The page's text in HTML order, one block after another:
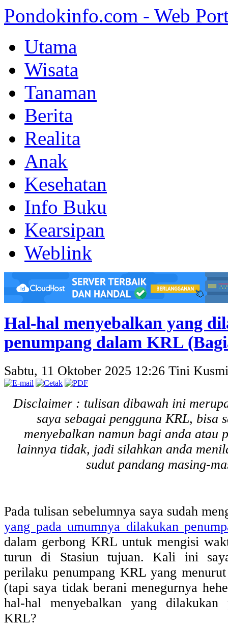
Pondokinfo.com - Web
Utama
Wisata
Tanaman
Berita
Realita
Anak
Kesehatan
Info Buku
Kearsipan
Weblink
Hal-hal menyebalkan yang
penumpang dalam KRL
Sabtu, 11 Oktober 2025 12:26 Tini
Disclaimer : tulisan dibawah ini
saya sebagai pengguna KRL, bisa
menyebalkan namun bagi anda atau
lainnya tidak, jadi silahkan anda
sudut pandang masing-
Pada tulisan sebelumnya saya sudah
yang pada umumnya dilakukan
dalam gerbong KRL untuk mengisi
turun di Stasiun tujuan. Kali ini
perilaku penumpang KRL yang
(tapi saya tidak berani menegurnya
hal-hal menyebalkan yang dilakukan
KRL?